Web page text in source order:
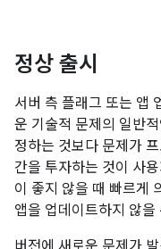
정상 출시
서버 측 플래그 또는 앱
운 기술적 문제의 일반
정하는 것보다 문제가
간을 투자하는 것이 사
이 좋지 않을 때 빠르게
앱을 업데이트하지 않을